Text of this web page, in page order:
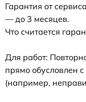
Гарантия от
— до 3 месяцев.
Что считается
Для работ:
прямо обусловлен
(например,